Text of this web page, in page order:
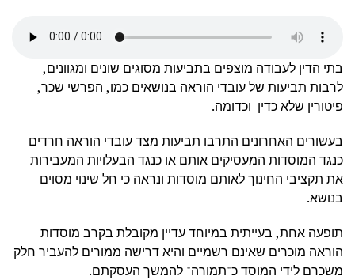
בתי הדין לעבודה מוצפים בתביעות מסוגים שונים ומגוונים,
לרבות תביעות של עובדי הוראה בנושאים כמו, הפרשי שכר,
פיטורין שלא כדין וכדומה.
בעשורים האחרונים התרבו תביעות מצד עובדי הוראה חרדים
כנגד המוסדות המעסיקים אותם או כנגד הבעלויות המעבירות
את תקציבי החינוך לאותם מוסדות ונראה כי חל שינוי מסוים
בנושא.
תופעה אחת, בעייתית במיוחד עדיין מקובלת בקרב מוסדות
הוראה מוכרים שאינם רשמיים והיא דרישה ממורים להעביר חלק
משכרם לידי המוסד כ"תמורה" להמשך העסקתם.